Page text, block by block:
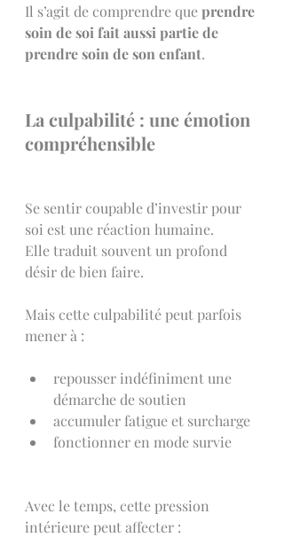
Il s’agit de comprendre que prendre
soin de soi fait aussi partie de
prendre soin de son enfant.
La culpabilité : une émotion
compréhensible
Se sentir coupable d’investir pour
soi est une réaction humaine.
Elle traduit souvent un profond
désir de bien faire.
Mais cette culpabilité peut parfois
mener à :
repousser indéfiniment une
démarche de soutien
accumuler fatigue et surcharge
fonctionner en mode survie
Avec le temps, cette pression
intérieure peut affecter :